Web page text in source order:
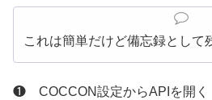
これは簡単だけど備忘録として
❶ COCCON設定からAPIを開く